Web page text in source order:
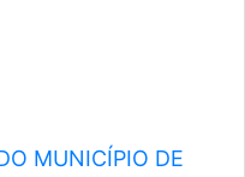
MUNICÍPIO DE